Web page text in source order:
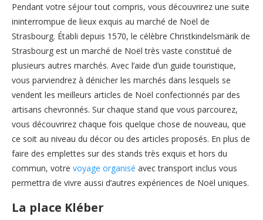
Pendant votre séjour tout compris, vous découvrirez une suite
ininterrompue de lieux exquis au marché de Noël de
Strasbourg. Établi depuis 1570, le célèbre Christkindelsmärik de
Strasbourg est un marché de Noël très vaste constitué de
plusieurs autres marchés. Avec l’aide d’un guide touristique,
vous parviendrez à dénicher les marchés dans lesquels se
vendent les meilleurs articles de Noël confectionnés par des
artisans chevronnés. Sur chaque stand que vous parcourez,
vous découvrirez chaque fois quelque chose de nouveau, que
ce soit au niveau du décor ou des articles proposés. En plus de
faire des emplettes sur des stands très exquis et hors du
commun, votre voyage organisé avec transport inclus vous
permettra de vivre aussi d’autres expériences de Noël uniques.
La place Kléber